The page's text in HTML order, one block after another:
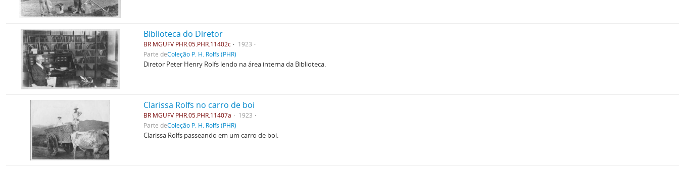
Biblioteca do Diretor
BR MGUFV PHR.05.PHR.11402c
1923
Parte deColeção P. H. Rolfs (PHR)
Diretor Peter Henry Rolfs lendo na área interna da Biblioteca.
Clarissa Rolfs no carro de boi
BR MGUFV PHR.05.PHR.11407a
1923
Parte deColeção P. H. Rolfs (PHR)
Clarissa Rolfs passeando em um carro de boi.